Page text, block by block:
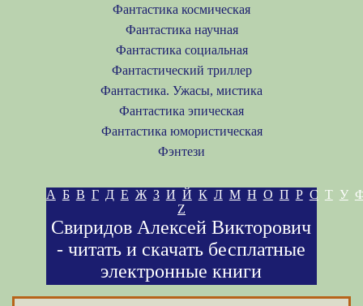
Фантастика космическая
Фантастика научная
Фантастика социальная
Фантастический триллер
Фантастика. Ужасы, мистика
Фантастика эпическая
Фантастика юмористическая
Фэнтези
А Б В Г Д Е Ж З И Й К Л М Н О П Р С Т У
Z
Свиридов Алексей Викторович
- читать и скачать бесплатные
электронные книги